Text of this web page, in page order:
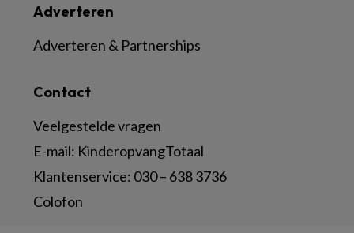
Contact
Veelgestelde vragen
E-mail: KinderopvangTotaal
Klantenservice: 030 – 638 3736
Colofon
Adverteren
Adverteren & Partnerships